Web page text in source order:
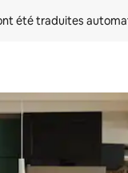
été traduites